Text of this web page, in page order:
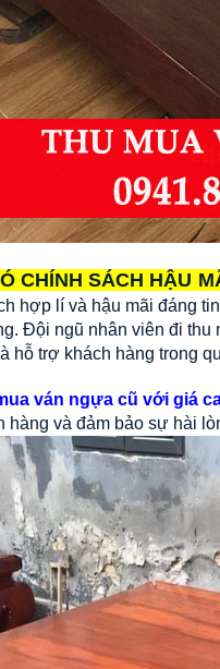
CHÍNH SÁCH HẬU
hợp lí và hậu mãi đáng
Đội ngũ nhân viên đi
hỗ trợ khách hàng trong
ván ngựa cũ với giá
hàng và đảm bảo sự hài